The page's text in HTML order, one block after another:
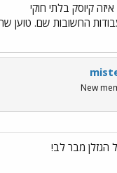
קיוסק בלתי חוקי
החשובות שם. טוען
New
הגזלן מבר לב!